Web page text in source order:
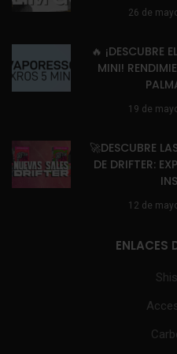
26 de
🔥 ¡DESCUBRE
MINI!
19 de
🚀DESCUBRE
DE DRIFTER:
12 de
ENLACES